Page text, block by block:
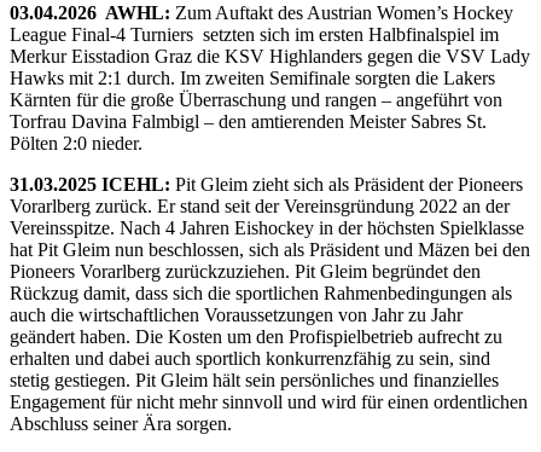
03.04.2026 AWHL: Zum Auftakt des Austrian Women’s Hockey
League Final-4 Turniers setzten sich im ersten Halbfinalspiel im
Merkur Eisstadion Graz die KSV Highlanders gegen die VSV Lady
Hawks mit 2:1 durch. Im zweiten Semifinale sorgten die Lakers
Kärnten für die große Überraschung und rangen – angeführt von
Torfrau Davina Falmbigl – den amtierenden Meister Sabres St.
Pölten 2:0 nieder.
31.03.2025 ICEHL: Pit Gleim zieht sich als Präsident der Pioneers
Vorarlberg zurück. Er stand seit der Vereinsgründung 2022 an der
Vereinsspitze. Nach 4 Jahren Eishockey in der höchsten Spielklasse
hat Pit Gleim nun beschlossen, sich als Präsident und Mäzen bei den
Pioneers Vorarlberg zurückzuziehen. Pit Gleim begründet den
Rückzug damit, dass sich die sportlichen Rahmenbedingungen als
auch die wirtschaftlichen Voraussetzungen von Jahr zu Jahr
geändert haben. Die Kosten um den Profispielbetrieb aufrecht zu
erhalten und dabei auch sportlich konkurrenzfähig zu sein, sind
stetig gestiegen. Pit Gleim hält sein persönliches und finanzielles
Engagement für nicht mehr sinnvoll und wird für einen ordentlichen
Abschluss seiner Ära sorgen.